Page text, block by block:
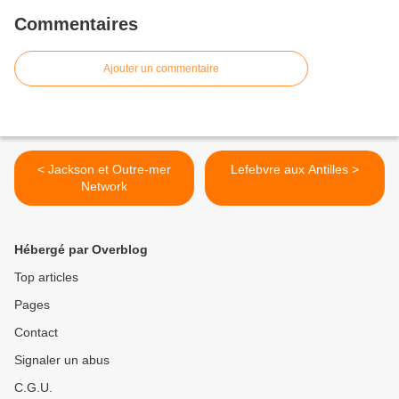
Commentaires
Ajouter un commentaire
< Jackson et Outre-mer
Network
Lefebvre aux Antilles >
Hébergé par Overblog
Top articles
Pages
Contact
Signaler un abus
C.G.U.